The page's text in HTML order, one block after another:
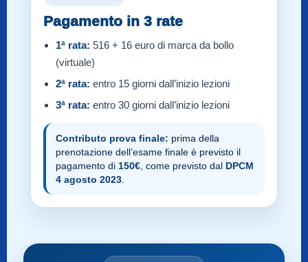
Pagamento in 3 rate
1ª rata: 516 + 16 euro di marca da bollo
(virtuale)
2ª rata: entro 15 giorni dall’inizio lezioni
3ª rata: entro 30 giorni dall’inizio lezioni
Contributo prova finale: prima della
prenotazione dell’esame finale è previsto il
pagamento di 150€ , come previsto dal DPCM
4 agosto 2023